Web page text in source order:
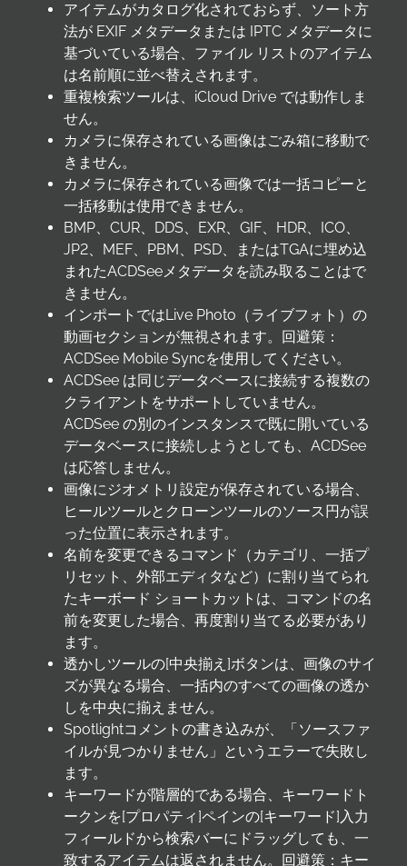
アイテムがカタログ化されておらず、ソート方
法が EXIF メタデータまたは IPTC メタデータに
基づいている場合、ファイル リストのアイテム
は名前順に並べ替えされます。
重複検索ツールは、iCloud Drive では動作しま
せん。
カメラに保存されている画像はごみ箱に移動で
きません。
カメラに保存されている画像では一括コピーと
一括移動は使用できません。
BMP、CUR、DDS、EXR、GIF、HDR、ICO、
JP2、MEF、PBM、PSD、またはTGAに埋め込
まれたACDSeeメタデータを読み取ることはで
きません。
インポートではLive Photo（ライブフォト）の
動画セクションが無視されます。回避策：
ACDSee Mobile Syncを使用してください。
ACDSee は同じデータベースに接続する複数の
クライアントをサポートしていません。
ACDSee の別のインスタンスで既に開いている
データベースに接続しようとしても、ACDSee
は応答しません。
画像にジオメトリ設定が保存されている場合、
ヒールツールとクローンツールのソース円が誤
った位置に表示されます。
名前を変更できるコマンド（カテゴリ、一括プ
リセット、外部エディタなど）に割り当てられ
たキーボード ショートカットは、コマンドの名
前を変更した場合、再度割り当てる必要があり
ます。
透かしツールの[中央揃え]ボタンは、画像のサイ
ズが異なる場合、一括内のすべての画像の透か
しを中央に揃えません。
Spotlightコメントの書き込みが、「ソースファ
イルが見つかりません」というエラーで失敗し
ます。
キーワードが階層的である場合、キーワードト
ークンを[プロパティ]ペインの[キーワード]入力
フィールドから検索バーにドラッグしても、一
致するアイテムは返されません。回避策：キー